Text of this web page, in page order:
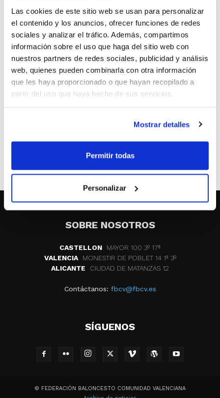
Las cookies de este sitio web se usan para personalizar
el contenido y los anuncios, ofrecer funciones de redes
sociales y analizar el tráfico. Además, compartimos
información sobre el uso que haga del sitio web con
nuestros partners de redes sociales, publicidad y análisis
web, quienes pueden combinarla con otra información
que les haya proporcionado o que hayan recopilado a
partir del uso que haya hecho de sus servicios.
Mostrar detalles
Permitir todas
Personalizar
Ya puedes descargarte el Dossier Final de Selecciones
Autonómicas Infantil y Cadete, que recoge toda la
información de la preparación y posterior disputa del
Campeonato de España, en el que se logró una medalla
de bronce, dos quintos puestos y un séptimo.
El Dossier recoge numerosas imágenes, y todos los
tenido en los medios de comunicación escritos y
digitales de la Comunidad Valencia.
SOBRE NOSOTROS
CASTELLON
MAYOR 100 3º 17ª
VALENCIA
MONESTIR DE POBLET 14 1ª 3º
ALICANTE
CIUDAD DE MATANZAS 12
Contáctanos: fbcv@fbcv.es
SÍGUENOS
© FEDERACIÓN BALONCESTO COMUNIDAD VALENCIANA